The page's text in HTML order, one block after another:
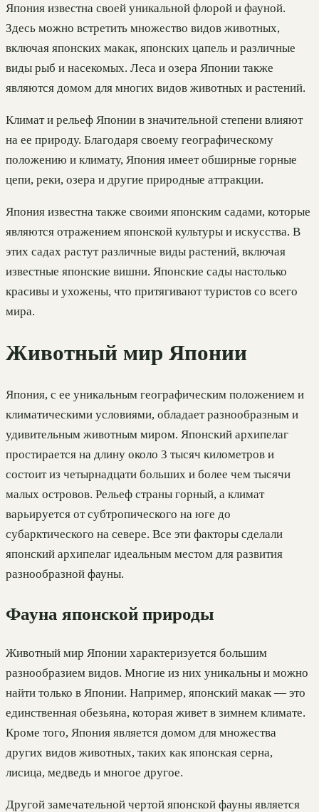
Япония известна своей уникальной флорой и фауной.
Здесь можно встретить множество видов животных,
включая японских макак, японских цапель и различные
виды рыб и насекомых. Леса и озера Японии также
являются домом для многих видов животных и растений.
Климат и рельеф Японии в значительной степени влияют
на ее природу. Благодаря своему географическому
положению и климату, Япония имеет обширные горные
цепи, реки, озера и другие природные аттракции.
Япония известна также своими японским садами, которые
являются отражением японской культуры и искусства. В
этих садах растут различные виды растений, включая
известные японские вишни. Японские сады настолько
красивы и ухожены, что притягивают туристов со всего
мира.
Животный мир Японии
Япония, с ее уникальным географическим положением и
климатическими условиями, обладает разнообразным и
удивительным животным миром. Японский архипелаг
простирается на длину около 3 тысяч километров и
состоит из четырнадцати больших и более чем тысячи
малых островов. Рельеф страны горный, а климат
варьируется от субтропического на юге до
субарктического на севере. Все эти факторы сделали
японский архипелаг идеальным местом для развития
разнообразной фауны.
Фауна японской природы
Животный мир Японии характеризуется большим
разнообразием видов. Многие из них уникальны и можно
найти только в Японии. Например, японский макак — это
единственная обезьяна, которая живет в зимнем климате.
Кроме того, Япония является домом для множества
других видов животных, таких как японская серна,
лисица, медведь и многое другое.
Другой замечательной чертой японской фауны является